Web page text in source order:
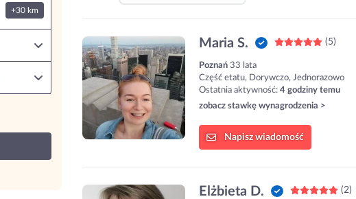
+30 km
Maria S. (5)
Poznań 33 lata
Część etatu, Dorywczo, Jednorazowo
Ostatnia aktywność: 4 godziny temu
zobacz stawkę wynagrodzenia >
Napisz wiadomość
Elżbieta D. (2)